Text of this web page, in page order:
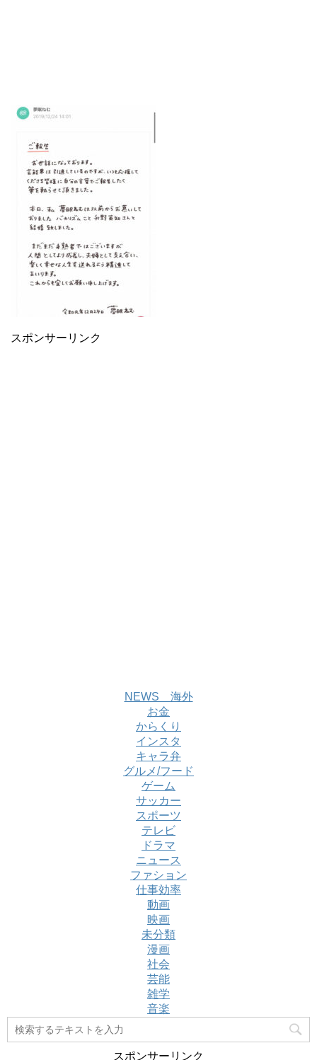
スポンサーリンク
NEWS 海外
お金
からくり
インスタ
キャラ弁
グルメ/フード
ゲーム
サッカー
スポーツ
テレビ
ドラマ
ニュース
ファション
仕事効率
動画
映画
未分類
漫画
社会
芸能
雑学
音楽
スポンサーリンク